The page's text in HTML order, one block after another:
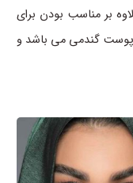
بر مناسب بودن برای
گندمی می باشد و